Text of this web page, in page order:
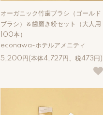
オーガニック竹歯ブラシ（ゴールド
ブラシ）＆歯磨き粉セット（大人用
100本）
econawa-ホテルアメニティ
5,200円(本体4,727円、税473円)